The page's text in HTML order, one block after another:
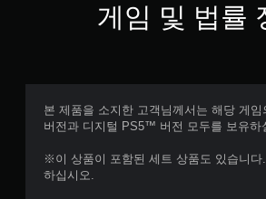
게임 및 법률
본 제품을 소지한 고객님께서는 해당 게
버전과 디지털 PS5™ 버전 모두를 보유하
※이 상품이 포함된 세트 상품도 있습니다
하십시오.